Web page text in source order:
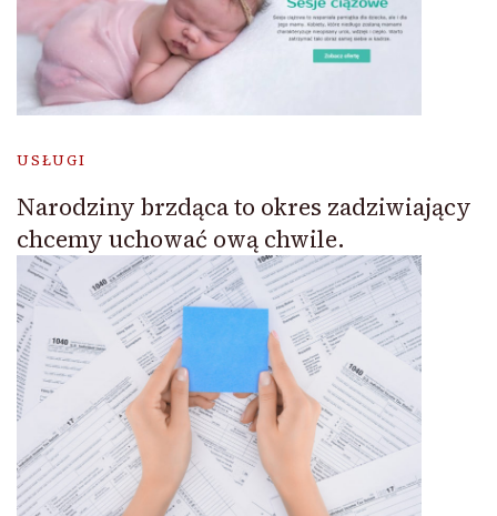
USŁUGI
Narodziny brzdąca to okres zadziwiający
chcemy uchować ową chwile.